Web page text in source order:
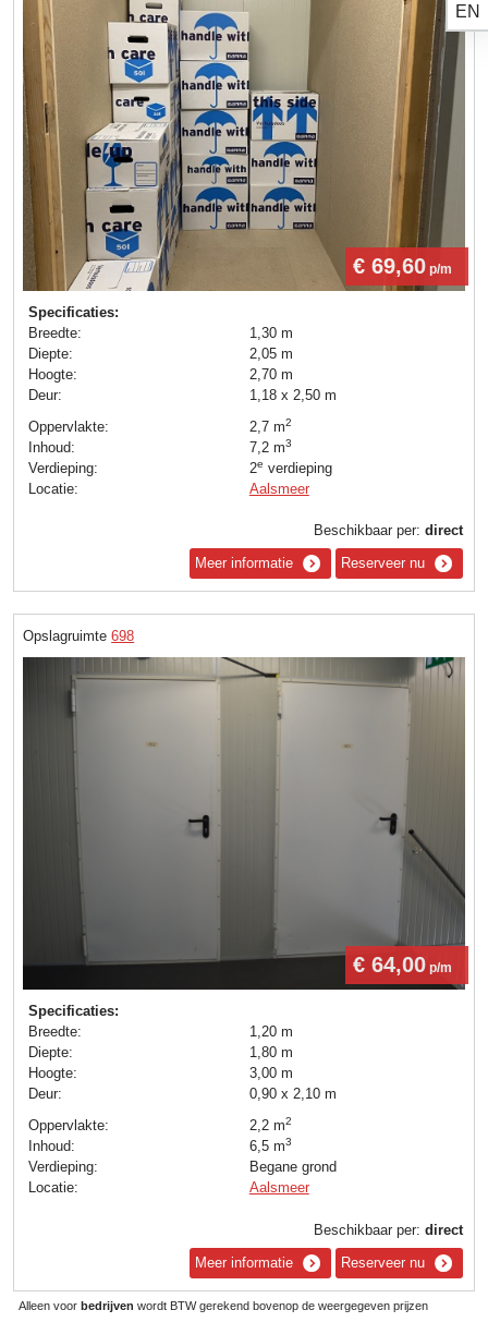
EN
€ 69,60p/m
Specificaties:
Breedte:
1,30 m
Diepte:
2,05 m
Hoogte:
2,70 m
Deur:
1,18 x 2,50 m
Oppervlakte:
2,7 m2
Inhoud: 7,2 m3
Verdieping: 2e verdieping
Locatie:
Aalsmeer
Beschikbaar per: direct
Meer informatie
Reserveer nu
Opslagruimte698
€ 64,00p/m
Specificaties:
Breedte:
1,20 m
Diepte:
1,80 m
Hoogte:
3,00 m
Deur:
0,90 x 2,10 m
Oppervlakte:
2,2 m2
Inhoud: 6,5 m3
Verdieping:
Begane grond
Locatie:
Aalsmeer
Beschikbaar per: direct
Meer informatie
Reserveer nu
Alleen voorbedrijven wordt BTW gerekend bovenop de weergegeven prijzen